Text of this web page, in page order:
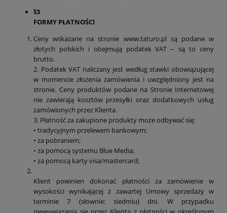
§3
FORMY PŁATNOŚCI
Ceny wskazane na stronie www.taturo.pl są podane w
złotych polskich i obejmują podatek VAT – są to ceny
brutto.
2. Podatek VAT naliczany jest według stawki obowiązującej
w momencie złożenia zamówienia i uwzględniony jest na
stronie. Ceny produktów podane na Stronie Internetowej
nie zawierają kosztów przesyłki oraz dodatkowych usług
zamówionych przez Klienta.
3. Płatność za zakupione produkty może odbywać się:
• tradycyjnym przelewem bankowym;
• za pobraniem;
• za pomocą systemu Blue Media;
• za pomocą karty visa/mastercard;
Klient powinien dokonać płatności za zamówienie w
wysokości wynikającej z zawartej Umowy sprzedaży w
terminie 7 (słownie: siedmiu) dni. W przypadku